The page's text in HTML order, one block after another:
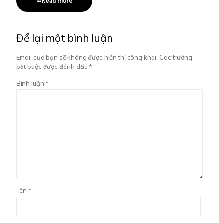
Để lại một bình luận
Email của bạn sẽ không được hiển thị công khai. Các trường
bắt buộc được đánh dấu *
Bình luận *
Tên *